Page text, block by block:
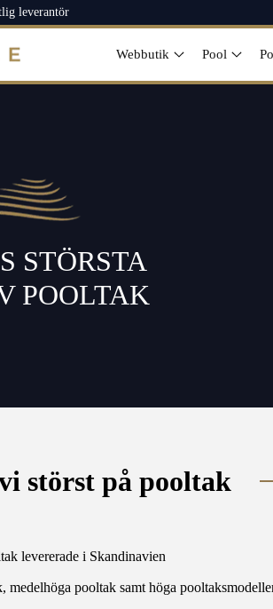
leverantör
Webbutik Pool
STÖRSTA
POOLTAK
störst på pooltak
levererade i Skandinavien
medelhöga pooltak samt höga